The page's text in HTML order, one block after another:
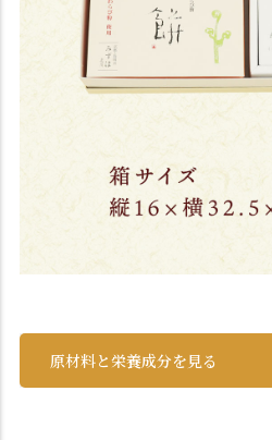
原材料と栄養成分を見る